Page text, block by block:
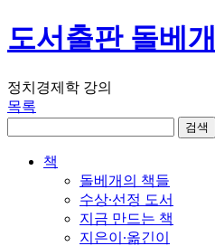
도서출판 돌베개
정치경제학 강의
목록
책
돌베개의 책들
수상∙선정 도서
지금 만드는 책
지은이∙옮긴이